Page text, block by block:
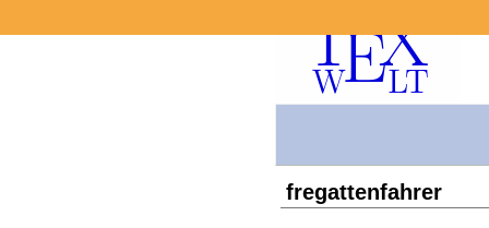
fregattenfahrer